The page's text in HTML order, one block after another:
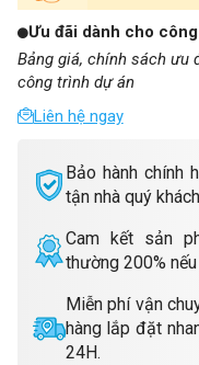
Bảo hành chính
tận nhà quý khách
Cam kết sản
thường 200%
Miễn phí vận
hàng lắp đặt
24H.
Ưu đãi dành cho
Bảng giá, chính sách ưu
công trình dự án
Liên hệ ngay